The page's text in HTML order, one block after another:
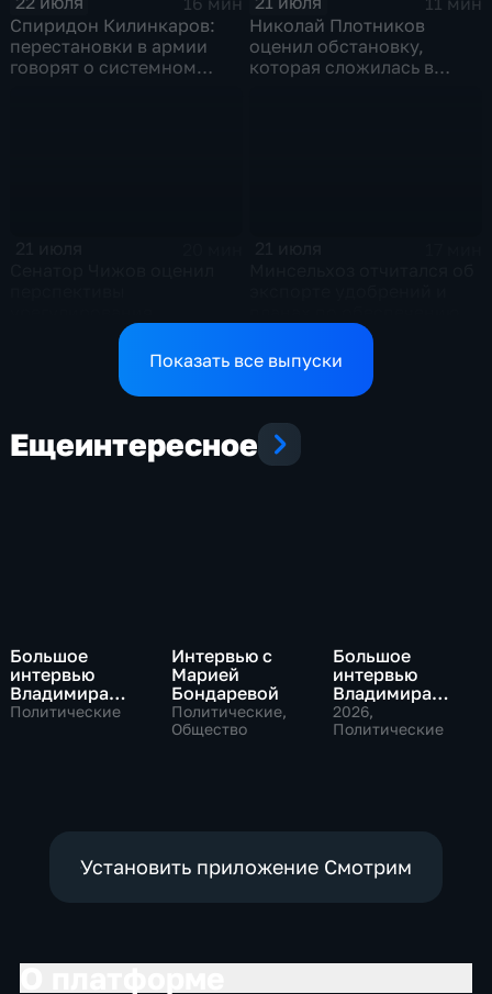
Спиридон Килинкаров:
перестановки в армии
говорят о системном
Николай Плотников
оценил обстановку,
которая сложилась в
конфликтов на Ближнем
Востоке и диалог с
аграриев топливом
Показать все выпуски
Ещеинтересное
Большое
интервью
Владимира
Путина Сергею
Политические
Интервью с
Марией
Бондаревой
Политические,
Общество
Большое
интервью
Владимира
Соловьева
Роджеру
2026,
Политические
Установить приложение Смотрим